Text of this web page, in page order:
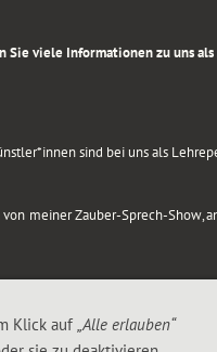
viele Informationen zu uns
sind bei uns als
meiner Zauber-Sprech-
Klick auf „Alle erlauben“